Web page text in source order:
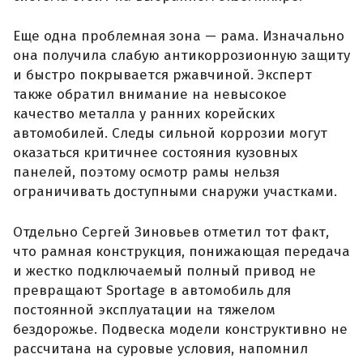
Еще одна проблемная зона — рама. Изначально
она получила слабую антикоррозионную защиту
и быстро покрывается ржавчиной. Эксперт
также обратил внимание на невысокое
качество металла у ранних корейских
автомобилей. Следы сильной коррозии могут
оказаться критичнее состояния кузовных
панелей, поэтому осмотр рамы нельзя
ограничивать доступными снаружи участками.
Отдельно Сергей Зиновьев отметил тот факт,
что рамная конструкция, понижающая передача
и жестко подключаемый полный привод не
превращают Sportage в автомобиль для
постоянной эксплуатации на тяжелом
бездорожье. Подвеска модели конструктивно не
рассчитана на суровые условия, напомнил